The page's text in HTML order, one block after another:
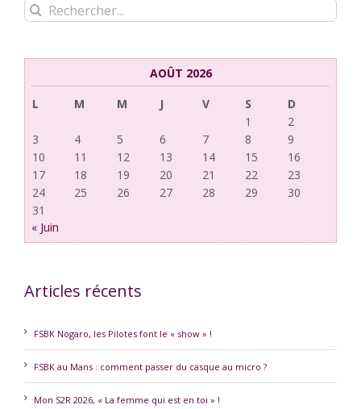
Rechercher:
AOÛT 2026
L
M M J V S
D
1
2
3
4 5 6 7 8
9
10
11 12 13 14 15
16
17
18 19 20 21 22
23
24
25 26 27 28 29
30
31
« Juin
Articles récents
FSBK Nogaro, les Pilotes font le « show » !
FSBK au Mans : comment passer du casque au micro ?
Mon S2R 2026, « La femme qui est en toi » !